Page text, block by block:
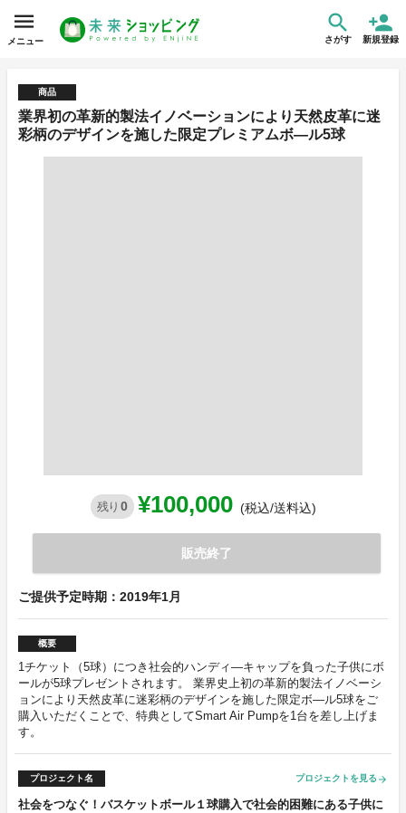
メニュー さがす 新規登録
商品
業界初の革新的製法イノベーションにより天然皮革に迷
彩柄のデザインを施した限定プレミアムボ―ル5球
残り 0 ¥100,000 (税込/送料込)
販売終了
ご提供予定時期：2019年1月
概要
1チケット（5球）につき社会的ハンディ―キャップを負った子供にボ
ールが5球プレゼントされます。 業界史上初の革新的製法イノベーシ
ョンにより天然皮革に迷彩柄のデザインを施した限定ボ―ル5球をご
購入いただくことで、特典としてSmart Air Pumpを1台を差し上げま
す。
プロジェクト名 プロジェクトを見る arrow_forward
社会をつなぐ！バスケットボール１球購入で社会的困難にある子供に